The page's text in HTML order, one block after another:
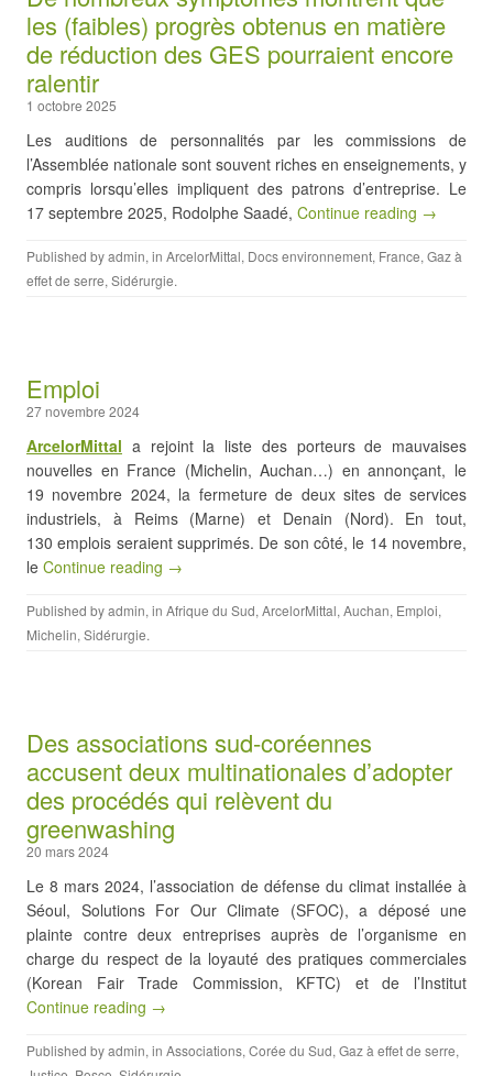
les (faibles) progrès obtenus en matière
de réduction des GES pourraient encore
ralentir
1 octobre 2025
Les auditions de personnalités par les commissions de
l’Assemblée nationale sont souvent riches en enseignements, y
compris lorsqu’elles impliquent des patrons d’entreprise. Le
17 septembre 2025, Rodolphe Saadé, Continue reading →
Published byadmin, in ArcelorMittal, Docs environnement, France, Gaz à
effet de serre, Sidérurgie.
Emploi
27 novembre 2024
ArcelorMittal a rejoint la liste des porteurs de mauvaises
nouvelles en France (Michelin, Auchan…) en annonçant, le
19 novembre 2024, la fermeture de deux sites de services
industriels, à Reims (Marne) et Denain (Nord). En tout,
130 emplois seraient supprimés. De son côté, le 14 novembre,
le Continue reading →
Published byadmin, in Afrique du Sud, ArcelorMittal, Auchan, Emploi,
Michelin, Sidérurgie.
Des associations sud-coréennes
accusent deux multinationales d’adopter
des procédés qui relèvent du
greenwashing
20 mars 2024
Le 8 mars 2024, l’association de défense du climat installée à
Séoul, Solutions For Our Climate (SFOC), a déposé une
plainte contre deux entreprises auprès de l’organisme en
charge du respect de la loyauté des pratiques commerciales
(Korean Fair Trade Commission, KFTC) et de l’Institut
Continue reading →
Published byadmin, in Associations, Corée du Sud, Gaz à effet de serre,